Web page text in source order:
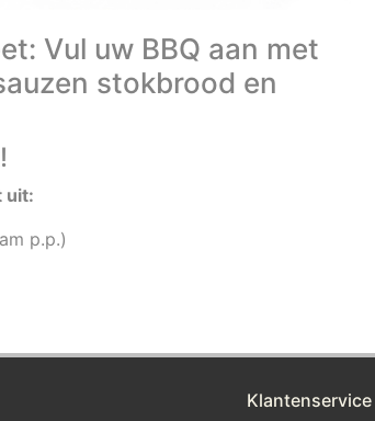
Vul uw BBQ aan met
stokbrood en
uit:
p.p.)
Klantenservice